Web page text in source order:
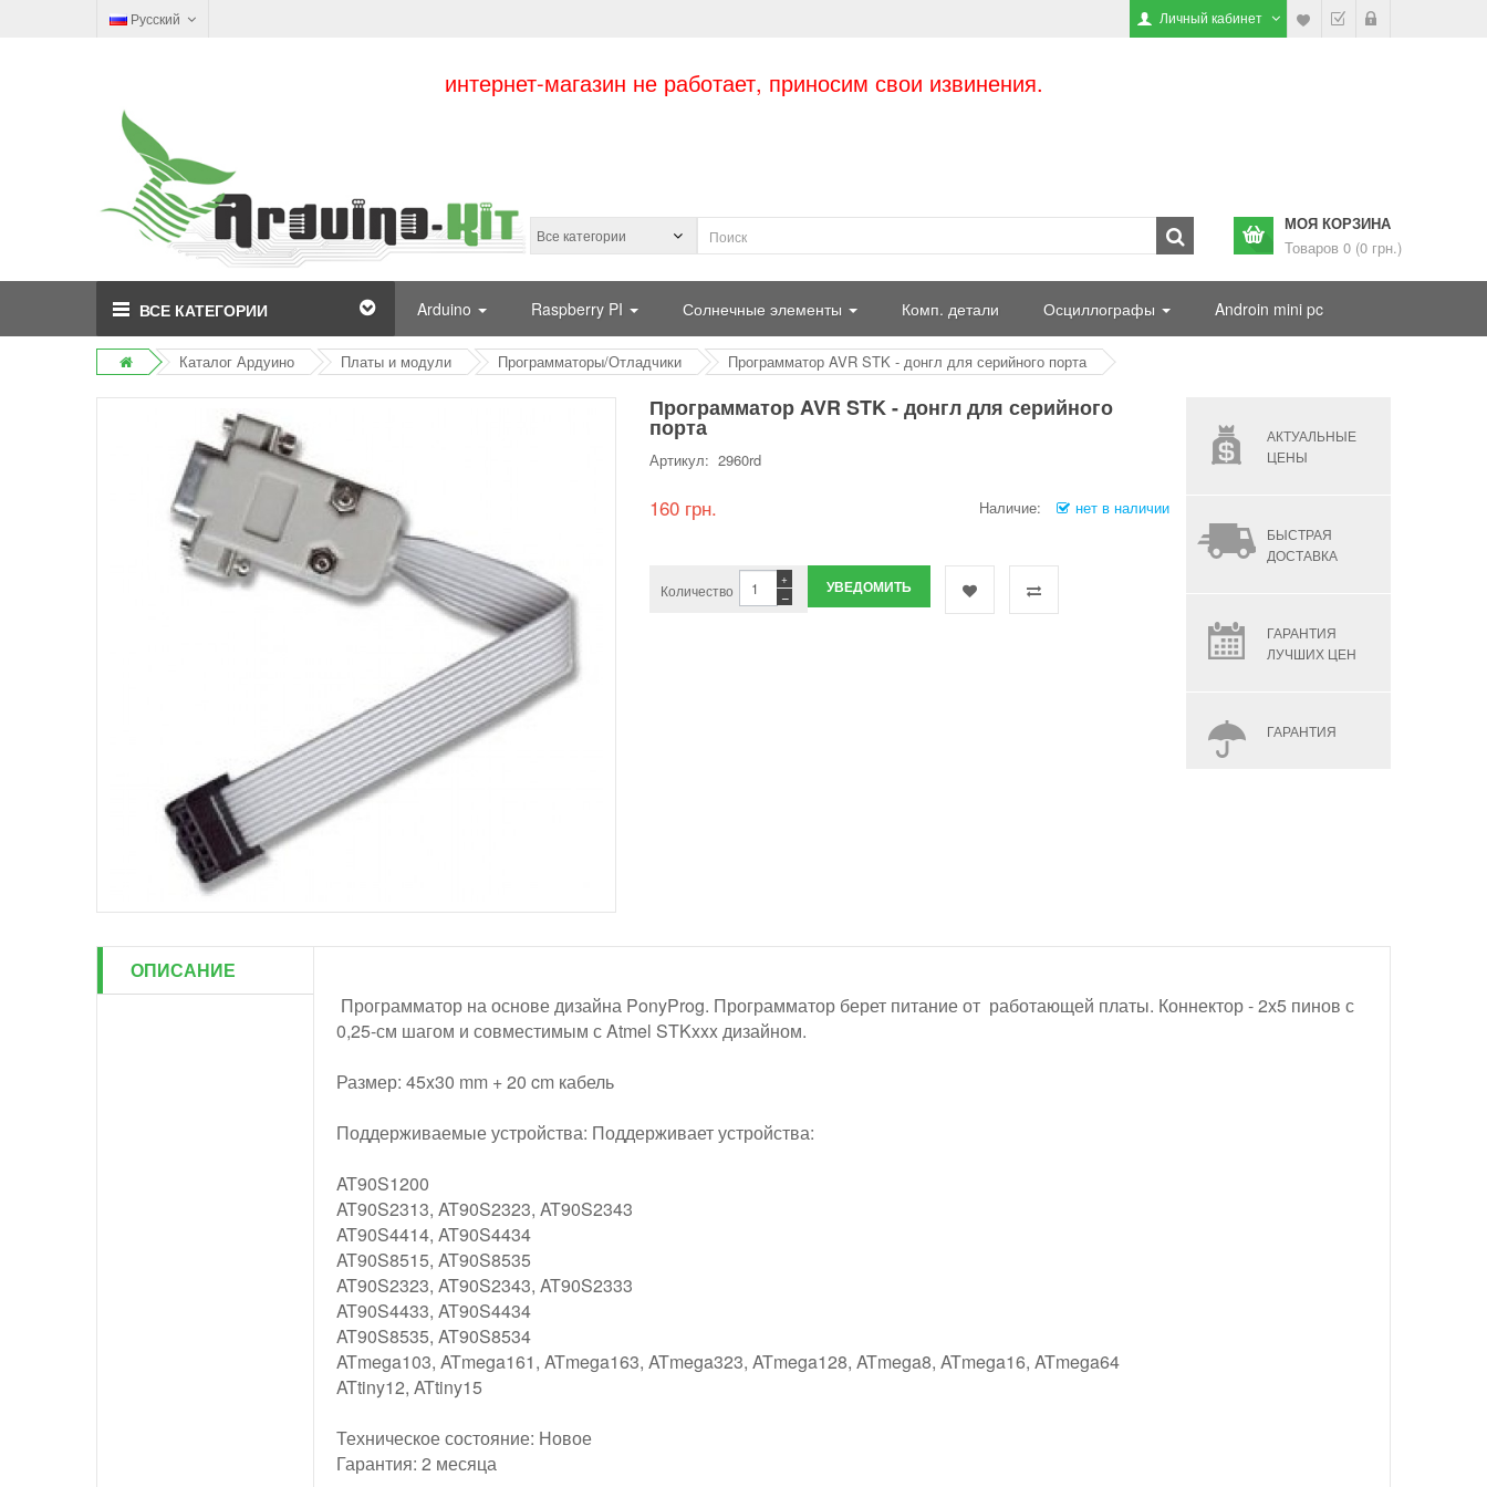
Русский Личный кабинет
интернет-магазин не работает, приносим свои извинения.
МОЯ КОРЗИНА
Товаров 0 (0 грн.)
ВСЕ КАТЕГОРИИ Arduino Raspberry PI Солнечные элементы Комп. детали Осциллографы Androin mini pc
Каталог Ардуино Платы и модули Программаторы/Отладчики Программатор AVR STK - донгл для серийного порта
Программатор AVR STK - донгл для серийного
порта
Артикул: 2960rd
160 грн. Наличие: нет в наличии
Количество −
+ УВЕДОМИТЬ
АКТУАЛЬНЫЕ
ЦЕНЫ
БЫСТРАЯ
ДОСТАВКА
ГАРАНТИЯ
ЛУЧШИХ ЦЕН
ГАРАНТИЯ
ОПИСАНИЕ
Программатор на основе дизайна PonyProg. Программатор берет питание от работающей платы. Коннектор - 2х5 пинов с
0,25-см шагом и совместимым с Atmel STKxxx дизайном.
Размер: 45x30 mm + 20 cm кабель
Поддерживаемые устройства: Поддерживает устройства:
AT90S1200
AT90S2313, AT90S2323, AT90S2343
AT90S4414, AT90S4434
AT90S8515, AT90S8535
AT90S2323, AT90S2343, AT90S2333
AT90S4433, AT90S4434
AT90S8535, AT90S8534
ATmega103, ATmega161, ATmega163, ATmega323, ATmega128, ATmega8, ATmega16, ATmega64
ATtiny12, ATtiny15
Техническое состояние: Новое
Гарантия: 2 месяца